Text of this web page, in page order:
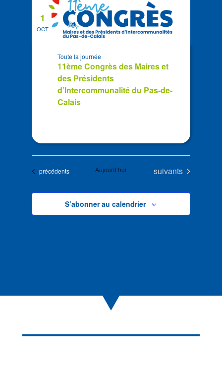
OCT
1
11ème Congrès des Maires et
des Présidents
d’Intercommunalité du Pas-de-
Calais
Toute la journée
Évènements
précédents Aujourd’hui Évènements
suivants
S’abonner au calendrier